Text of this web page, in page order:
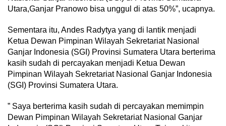
Utara,Ganjar Pranowo bisa unggul di atas 50%”, ucapnya.
Sementara itu, Andes Radytya yang di lantik menjadi
Ketua Dewan Pimpinan Wilayah Sekretariat Nasional
Ganjar Indonesia (SGI) Provinsi Sumatera Utara berterima
kasih sudah di percayakan menjadi Ketua Dewan
Pimpinan Wilayah Sekretariat Nasional Ganjar Indonesia
(SGI) Provinsi Sumatera Utara.
” Saya berterima kasih sudah di percayakan memimpin
Dewan Pimpinan Wilayah Sekretariat Nasional Ganjar